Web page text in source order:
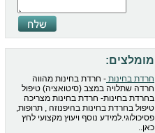
מומלצים:
חרדת בחינות - חרדת בחינות מהווה
חרדה שתלויה במצב (סיטואציה) טיפול
בחרדת בחינות- חרדת בחינות מצריכה
טיפול בחרדת בחינות בהיפנוזה , תרופות,
פסיכולוגי.למידע נוסף ויעוץ מקצועי לחץ
כאן..